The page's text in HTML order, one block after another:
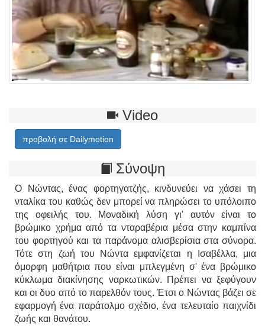
Video
προβολή σε Dailymotion
Σύνοψη
Ο Νώντας, ένας φορτηγατζής, κινδυνεύει να χάσει τη
νταλίκα του καθώς δεν μπορεί να πληρώσει το υπόλοιπο
της οφειλής του. Μοναδική λύση γι' αυτόν είναι το
βρώμικο χρήμα από τα νταραβέρια μέσα στην καμπίνα
του φορτηγού και τα παράνομα αλισβερίσια στα σύνορα.
Τότε στη ζωή του Νώντα εμφανίζεται η Ισαβέλλα, μια
όμορφη μαθήτρια που είναι μπλεγμένη σ' ένα βρώμικο
κύκλωμα διακίνησης ναρκωτικών. Πρέπει να ξεφύγουν
και οι δυο από το παρελθόν τους. Έτσι ο Νώντας βάζει σε
εφαρμογή ένα παράτολμο σχέδιο, ένα τελευταίο παιχνίδι
ζωής και θανάτου.